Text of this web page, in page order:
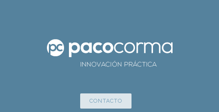
CONTACTO